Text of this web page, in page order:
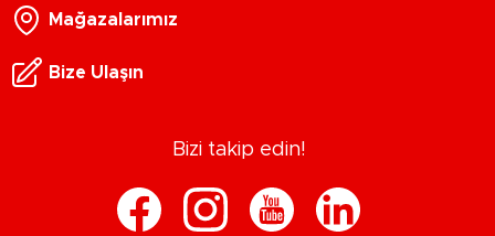
Mağazalarımız
Bize Ulaşın
Bizi takip edin!